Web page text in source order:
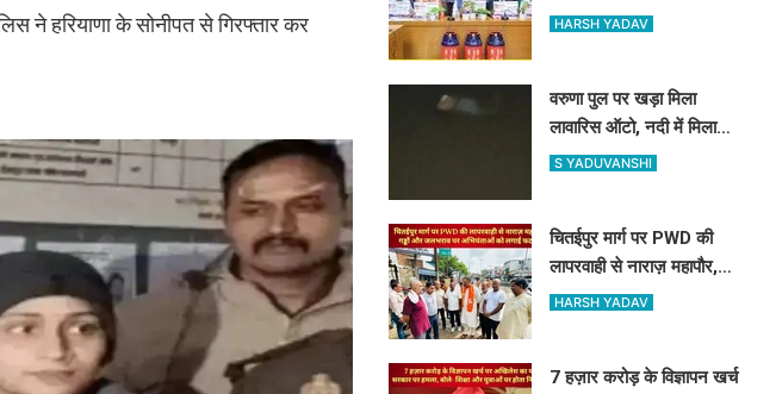
ने हरियाणा के सोनीपत से गिरफ्तार कर
किया भविष्य का LPG सिलेंडर
HARSH YADAV
वरुणा पुल पर खड़ा मिला
लावारिस ऑटो, नदी में मिला
चालक का शव, बेटे ने लगाए
S YADUVANSHI
चितईपुर मार्ग पर PWD की
लापरवाही से नाराज़ महापौर,
गड्ढों और जलभराव पर
HARSH YADAV
7 हज़ार करोड़ के विज्ञापन खर्च